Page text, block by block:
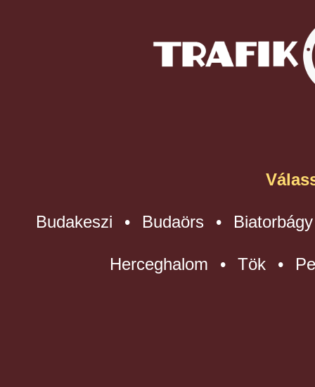
Budakeszi • Budaörs •
Herceghalom • Tök •